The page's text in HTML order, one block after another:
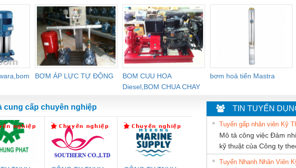
BƠM ÁP LỰC TỰ ĐỘNG
BOM CUU HOA
Diesel,BOM CHUA CHAY
bơm hoả tiển Mastra
cung cấp chuyên nghiệp TIN TUYỂN
Mô tả công việc Đảm
kỹ thuật của Công ty
Tuyển Nhanh Nhân Viên